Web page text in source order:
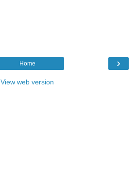
›
Home
View web version